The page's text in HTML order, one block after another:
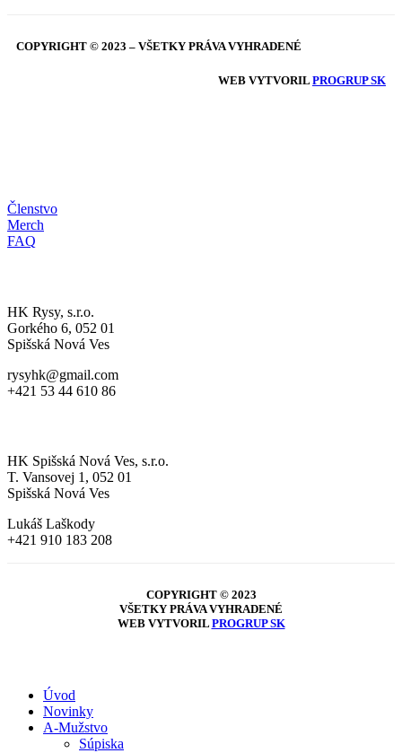
COPYRIGHT © 2023 – VŠETKY PRÁVA VYHRADENÉ
WEB VYTVORIL PROGRUP SK
Členstvo
Merch
FAQ
HK Rysy, s.r.o.
Gorkého 6, 052 01
Spišská Nová Ves
rysyhk@gmail.com
+421 53 44 610 86
HK Spišská Nová Ves, s.r.o.
T. Vansovej 1, 052 01
Spišská Nová Ves
Lukáš Laškody
+421 910 183 208
COPYRIGHT © 2023
VŠETKY PRÁVA VYHRADENÉ
WEB VYTVORIL PROGRUP SK
Close
Menu
Úvod
Novinky
A-Mužstvo
Súpiska